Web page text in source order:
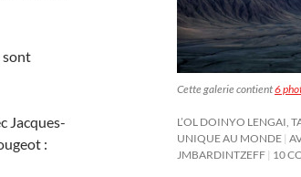
sont
Jacques-
:
Cette galerie contient6
L’OL DOINYO LENGAI,
UNIQUE AU MONDE
JMBARDINTZEFF 10